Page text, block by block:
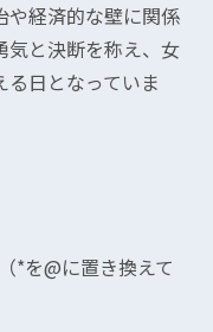
や経済的な壁に関係
気と決断を称え、女
日となっていま
を@に置き換えて